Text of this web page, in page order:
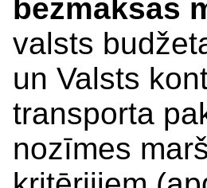
bezmaksas
valsts
un Valsts
transporta
nozīmes